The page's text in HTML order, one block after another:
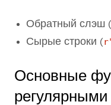
Обратный слэш (
Сырые строки (
Основные